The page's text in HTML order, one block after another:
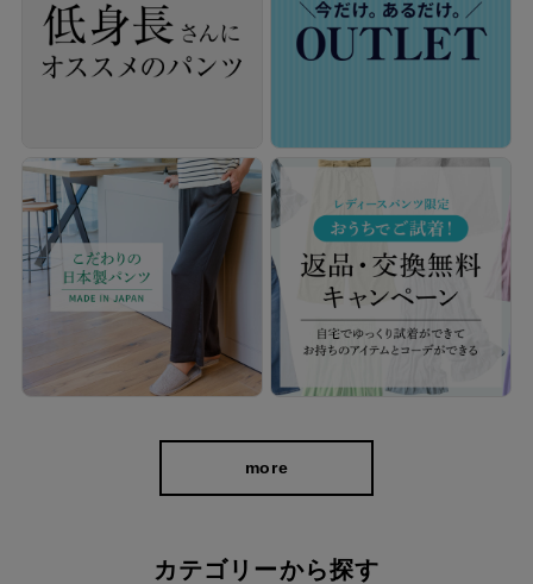
洗濯機OK！ピンタックで美しさが続く
フロントに入ったピンタックはお洗濯をしても崩れにくく、アイ
ロン掛けの手間がないからお手入れ楽ラク。 長時間座りっぱなし
の移動や、カバンにギュっと詰め込んでもシワになりにくいの
で、旅行のお供にもピッタリです。
more
カテゴリーから探す